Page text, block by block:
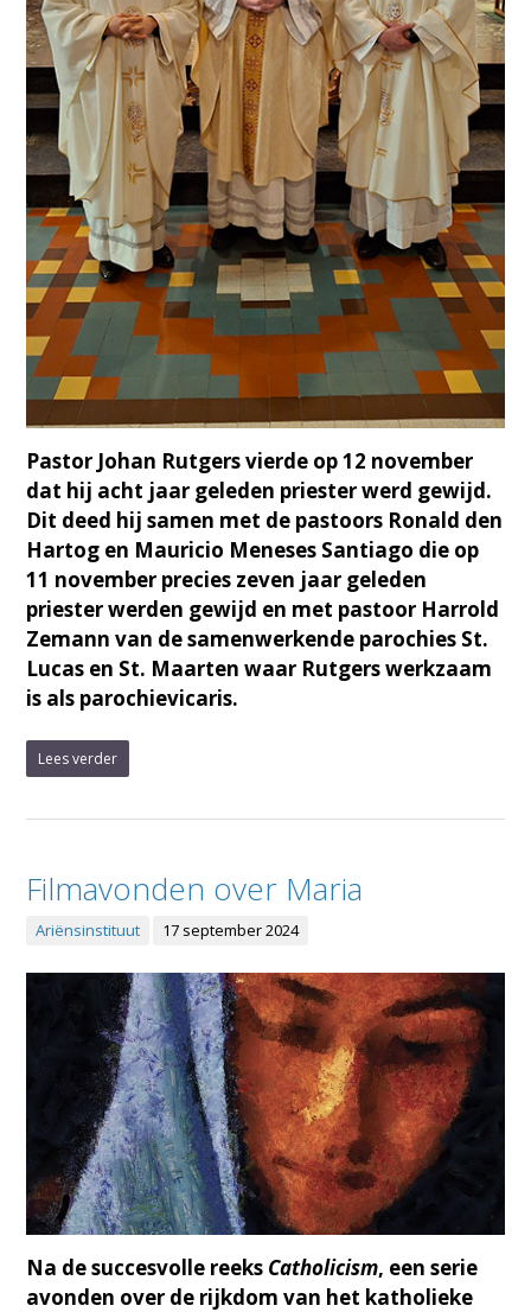
Pastor Johan Rutgers vierde op 12 november
dat hij acht jaar geleden priester werd gewijd.
Dit deed hij samen met de pastoors Ronald den
Hartog en Mauricio Meneses Santiago die op
11 november precies zeven jaar geleden
priester werden gewijd en met pastoor Harrold
Zemann van de samenwerkende parochies St.
Lucas en St. Maarten waar Rutgers werkzaam
is als parochievicaris.
Lees verder
Filmavonden over Maria
Ariënsinstituut 17 september 2024
Na de succesvolle reeks Catholicism, een serie
avonden over de rijkdom van het katholieke